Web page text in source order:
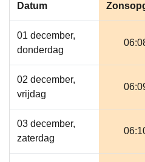
Datum
01 december,
donderdag
02 december,
vrijdag
03 december,
zaterdag